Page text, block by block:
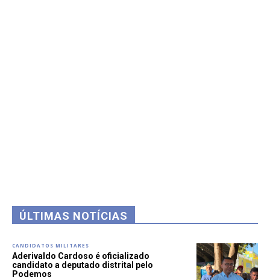
ÚLTIMAS NOTÍCIAS
CANDIDATOS MILITARES
Aderivaldo Cardoso é oficializado
candidato a deputado distrital pelo
Podemos